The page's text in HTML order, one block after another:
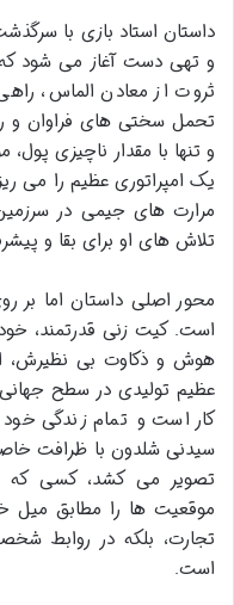
داستان استاد بازی با
و تهی دست آغاز می شود که
ثروت از معادن الماس،
تحمل سختی های فراوان و
و تنها با مقدار ناچیزی
یک امپراتوری عظیم را می
مرارت های جیمی در
تلاش های او برای بقا و
محور اصلی داستان اما بر
است. کیت زنی قدرتمند،
هوش و ذکاوت بی نظیرش،
عظیم تولیدی در سطح
کار است و تمام زندگی
سیدنی شلدون با ظرافت
تصویر می کشد، کسی که
موقعیت ها را مطابق میل
تجارت، بلکه در روابط
است.